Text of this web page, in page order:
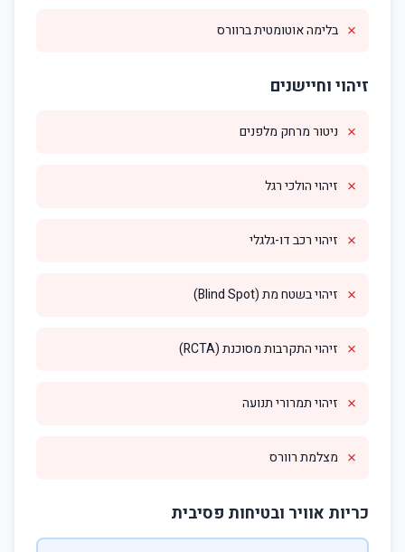
✗ בלימה אוטומטית ברוורס
זיהוי וחיישנים
✗ ניטור מרחק מלפנים
✗ זיהוי הולכי רגל
✗ זיהוי רכב דו-גלגלי
✗ זיהוי בשטח מת (Blind Spot)
✗ זיהוי התקרבות מסוכנת (RCTA)
✗ זיהוי תמרורי תנועה
✗ מצלמת רוורס
כריות אוויר ובטיחות פסיבית